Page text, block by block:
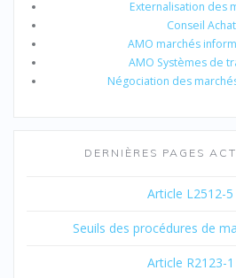
Externalisation des
Conseil Achat
AMO marchés
AMO Systèmes de
Négociation des
DERNIÈRES PAGES
Article L2512-5
Seuils des procédures de
Article R2123-1